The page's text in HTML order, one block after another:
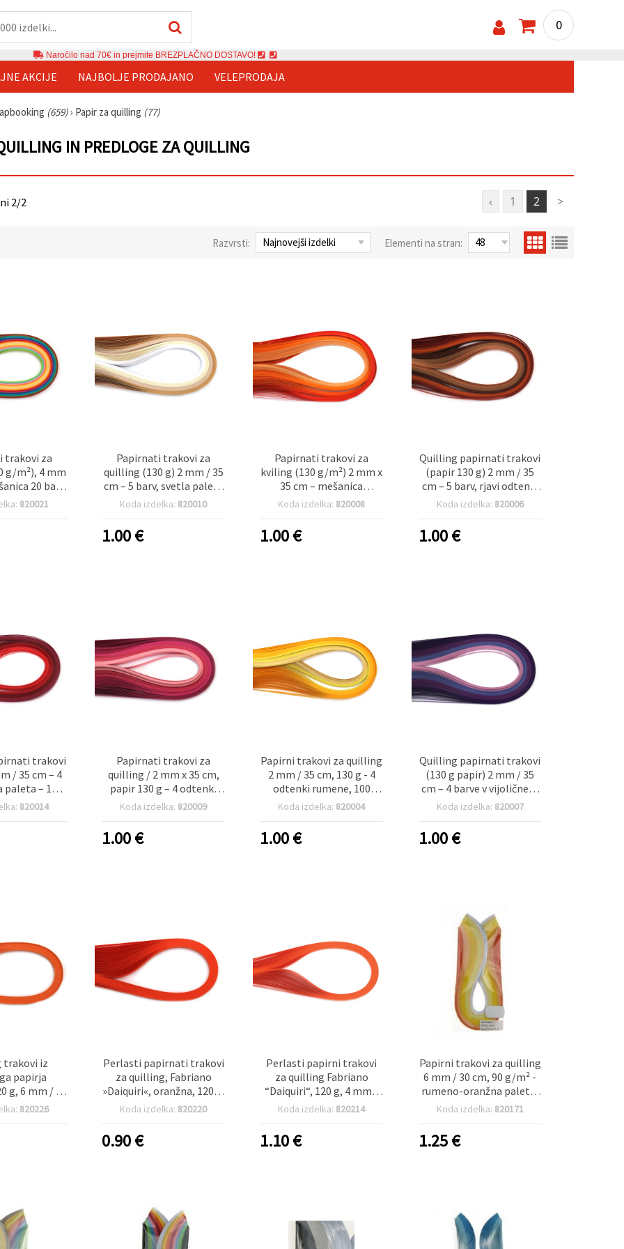
0
Naročilo nad 70€ in prejmite BREZPLAČNO DOSTAVO!
AKCIJE NAJBOLJE PRODAJANO VELEPRODAJA
(659)› Papir za quilling (77)
IN PREDLOGE ZA QUILLING
‹ 1 2 >
2/2
Razvrsti: Elementi na stran:
trakovi za
g/m²), 4 mm
20 barv,
kosov820021
Papirnati trakovi za
quilling (130 g) 2 mm / 35
cm – 5 barv, svetla paleta
– 100 kosov
Koda izdelka: 820010
1.00€
Papirnati trakovi za
kviling (130 g/m²) 2 mm x
35 cm – mešanica
oranžnih odtenkov, 5
Koda izdelka: 820008
1.00€
Quilling papirnati trakovi
(papir 130 g) 2 mm / 35
cm – 5 barv, rjavi odtenki
– 100 kosov
Koda izdelka: 820006
1.00€
trakovi
/ 35 cm – 4
paleta – 100
820014
Papirnati trakovi za
quilling / 2 mm x 35 cm,
papir 130 g – 4 odtenki
roza – 100 kosov
Koda izdelka: 820009
1.00€
Papirni trakovi za quilling
2 mm / 35 cm, 130 g - 4
odtenki rumene, 100
kosov
Koda izdelka: 820004
1.00€
Quilling papirnati trakovi
(130 g papir) 2 mm / 35
cm – 4 barve v vijoličnem
odtenku – 100 kosov
Koda izdelka: 820007
1.00€
trakovi iz
papirja
g, 6 mm / 50
oranžna, 50
820226
Perlasti papirnati trakovi
za quilling, Fabriano
»Daiquiri«, oranžna, 120 g,
6 mm × 35 cm – 50 kosov
Koda izdelka: 820220
0.90€
Perlasti papirni trakovi
za quilling Fabriano
“Daiquiri“, 120 g, 4 mm x
50 cm, oranžna – 50 kosov
Koda izdelka: 820214
1.10€
Papirni trakovi za quilling
6 mm / 30 cm, 90 g/m² -
rumeno-oranžna paleta,
8 barv, 200 kosov
Koda izdelka: 820171
1.25€